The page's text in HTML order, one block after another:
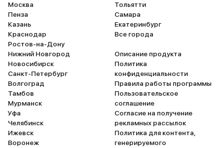
Москва
Пенза
Казань
Краснодар
Ростов-на-Дону
Нижний Новгород
Новосибирск
Санкт-Петербург
Волгоград
Тамбов
Мурманск
Уфа
Челябинск
Ижевск
Воронеж
Тольятти
Самара
Екатеринбург
Все города
Описание продукта
Политика
конфиденциальности
Правила работы программы
Пользовательское
соглашение
Согласие на получение
рекламных рассылок
Политика для контента,
генерируемого